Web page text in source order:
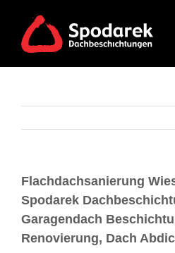
Flachdachsanierung
Spodarek
Garagendach
Renovierung, Dach